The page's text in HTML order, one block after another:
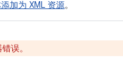
加为 XML 资源。
误。